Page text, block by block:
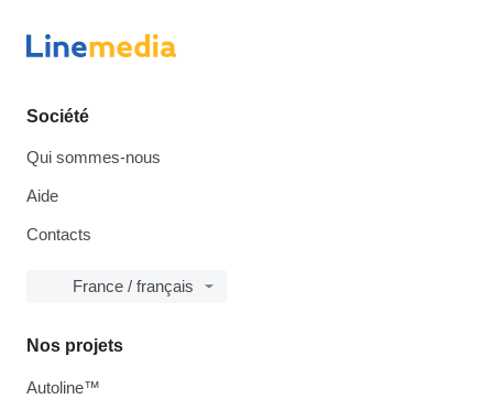
Société
Qui sommes-nous
Aide
Contacts
France / français
Nos projets
Autoline™